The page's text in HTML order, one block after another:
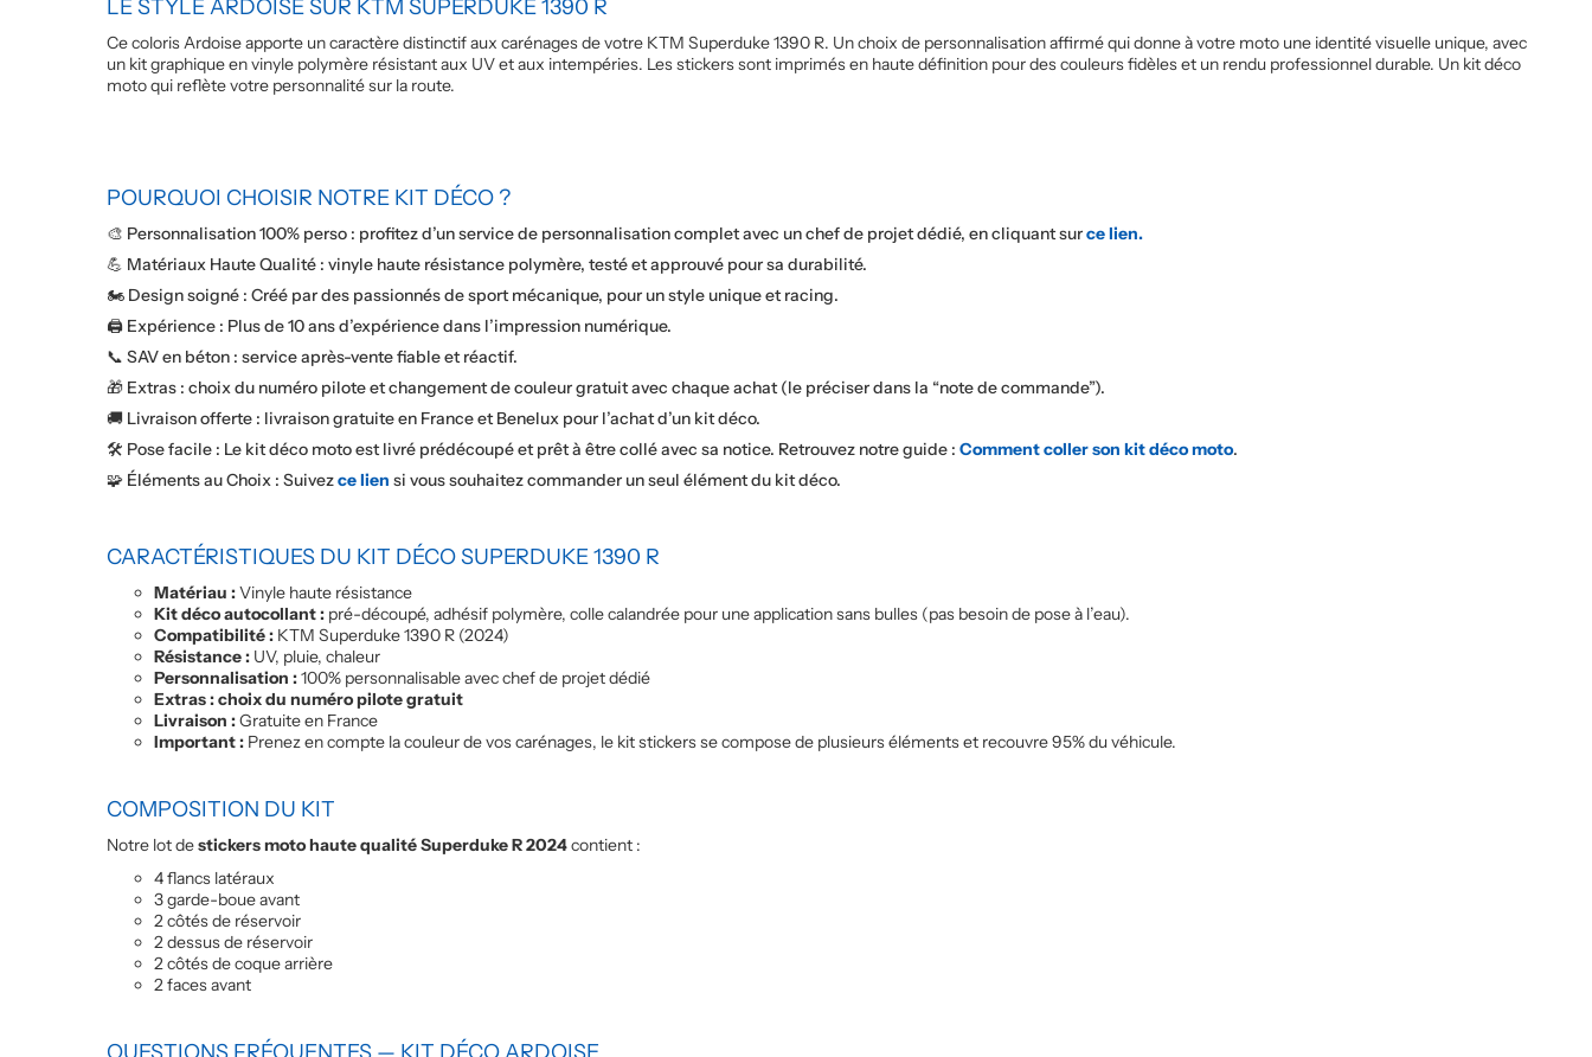
LE STYLE ARDOISE SUR KTM SUPERDUKE 1390 R
Ce coloris Ardoise apporte un caractère distinctif aux carénages de votre KTM Superduke 1390 R. Un choix de personnalisation affirmé qui donne à votre moto une identité visuelle unique, avec
un kit graphique en vinyle polymère résistant aux UV et aux intempéries. Les stickers sont imprimés en haute définition pour des couleurs fidèles et un rendu professionnel durable. Un kit déco
moto qui reflète votre personnalité sur la route.
POURQUOI CHOISIR NOTRE KIT DÉCO ?
🎨 Personnalisation 100% perso : profitez d’un service de personnalisation complet avec un chef de projet dédié, en cliquant surce lien.
💪 Matériaux Haute Qualité : vinyle haute résistance polymère, testé et approuvé pour sa durabilité.
🏍️ Design soigné : Créé par des passionnés de sport mécanique, pour un style unique et racing.
🖨️ Expérience : Plus de 10 ans d’expérience dans l’impression numérique.
📞 SAV en béton : service après-vente fiable et réactif.
🎁 Extras : choix du numéro pilote et changement de couleur gratuit avec chaque achat (le préciser dans la “note de commande”).
🚚 Livraison offerte : livraison gratuite en France et Benelux pour l’achat d’un kit déco.
🛠️ Pose facile : Le kit déco moto est livré prédécoupé et prêt à être collé avec sa notice. Retrouvez notre guide : Comment coller son kit déco moto.
🧩 Éléments au Choix : Suivezce lien si vous souhaitez commander un seul élément du kit déco.
CARACTÉRISTIQUES DU KIT DÉCO SUPERDUKE 1390 R
Matériau :Vinyle haute résistance
Kit déco autocollant : pré-découpé, adhésif polymère, colle calandrée pour une application sans bulles (pas besoin de pose à l’eau).
Compatibilité : KTM Superduke 1390 R (2024)
Résistance : UV, pluie, chaleur
Personnalisation :100% personnalisable avec chef de projet dédié
Extras : choix du numéro pilote gratuit
Livraison :Gratuite en France
Important : Prenez en compte la couleur de vos carénages, le kit stickers se compose de plusieurs éléments et recouvre 95% du véhicule.
COMPOSITION DU KIT
Notre lot destickers moto haute qualité Superduke R 2024contient :
4 flancs latéraux
3 garde-boue avant
2 côtés de réservoir
2 dessus de réservoir
2 côtés de coque arrière
2 faces avant